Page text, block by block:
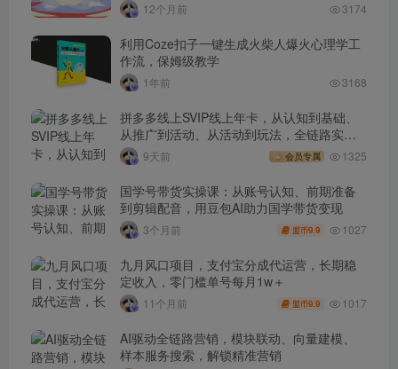
12个月前 3174
利用Coze扣子一键生成火柴人爆火心理学工
作流，保姆级教学
1年前 3168
拼多多线上SVIP线上年卡，从认知到基础、
从推广到活动、从活动到玩法，全链路实战
(260730)
9天前 会员专属 1325
国学号带货实操课：从账号认知、前期准备
到剪辑配音，用豆包AI助力国学带货变现
3个月前 盟币9.9 1027
九月风口项目，支付宝分成代运营，长期稳
定收入，零门槛单号每月1w＋
11个月前 盟币9.9 1017
AI驱动全链路营销，模块联动、向量建模、
样本服务搜索，解锁精准营销